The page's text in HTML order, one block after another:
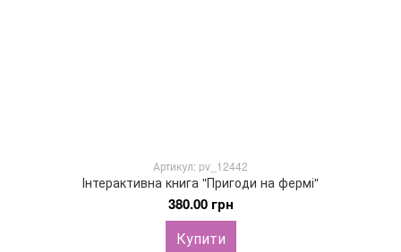
Артикул: pv_12442
Інтерактивна книга "Пригоди на фермі"
380.00 грн
Купити